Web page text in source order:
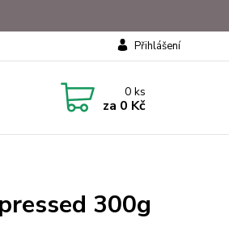
Přihlášení
0ks
za 0 Kč
300g